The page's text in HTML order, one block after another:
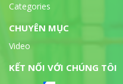
Categories
CHUYÊN MỤC
Video
KẾT NỐI VỚI CHÚNG TÔI